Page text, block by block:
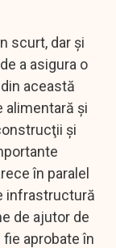
scurt, dar şi
a asigura o
această
alimentară şi
şi
în paralel
infrastructură
de ajutor de
aprobate în